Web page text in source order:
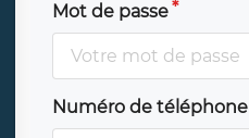
Mot de passe
Numéro de téléphone